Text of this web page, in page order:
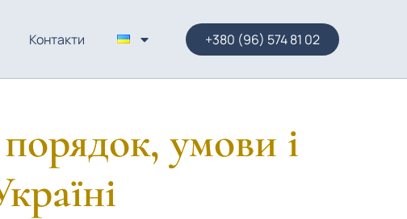
Контакти +380 (96) 574 81 02
умови і